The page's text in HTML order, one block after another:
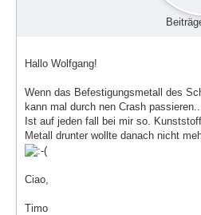
Hallo Wolfgang!
Wenn das Befestigungsmetall des
kann mal durch nen Crash
Ist auf jeden fall bei mir so.
Metall drunter wollte danach nicht
Ciao,
Timo